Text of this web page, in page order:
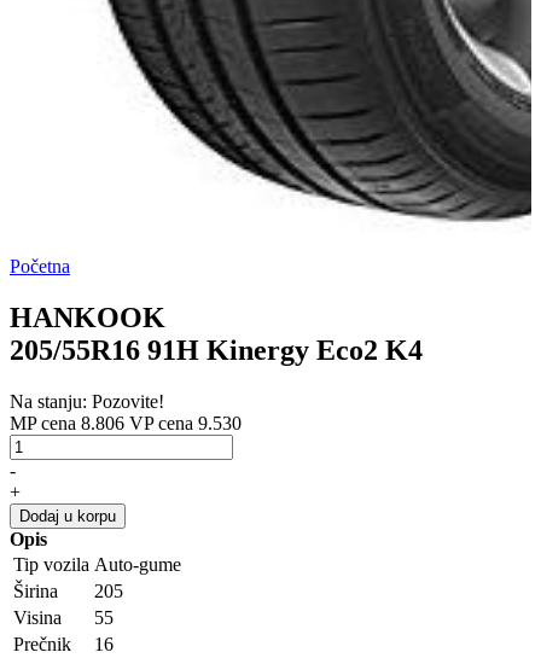
Početna
HANKOOK
205/55R16 91H Kinergy Eco2 K4
Na stanju: Pozovite!
MP cena 8.806 VP cena 9.530
-
+
Dodaj u korpu
Opis
Tip vozila Auto-gume
Širina
205
Visina
55
Prečnik
16